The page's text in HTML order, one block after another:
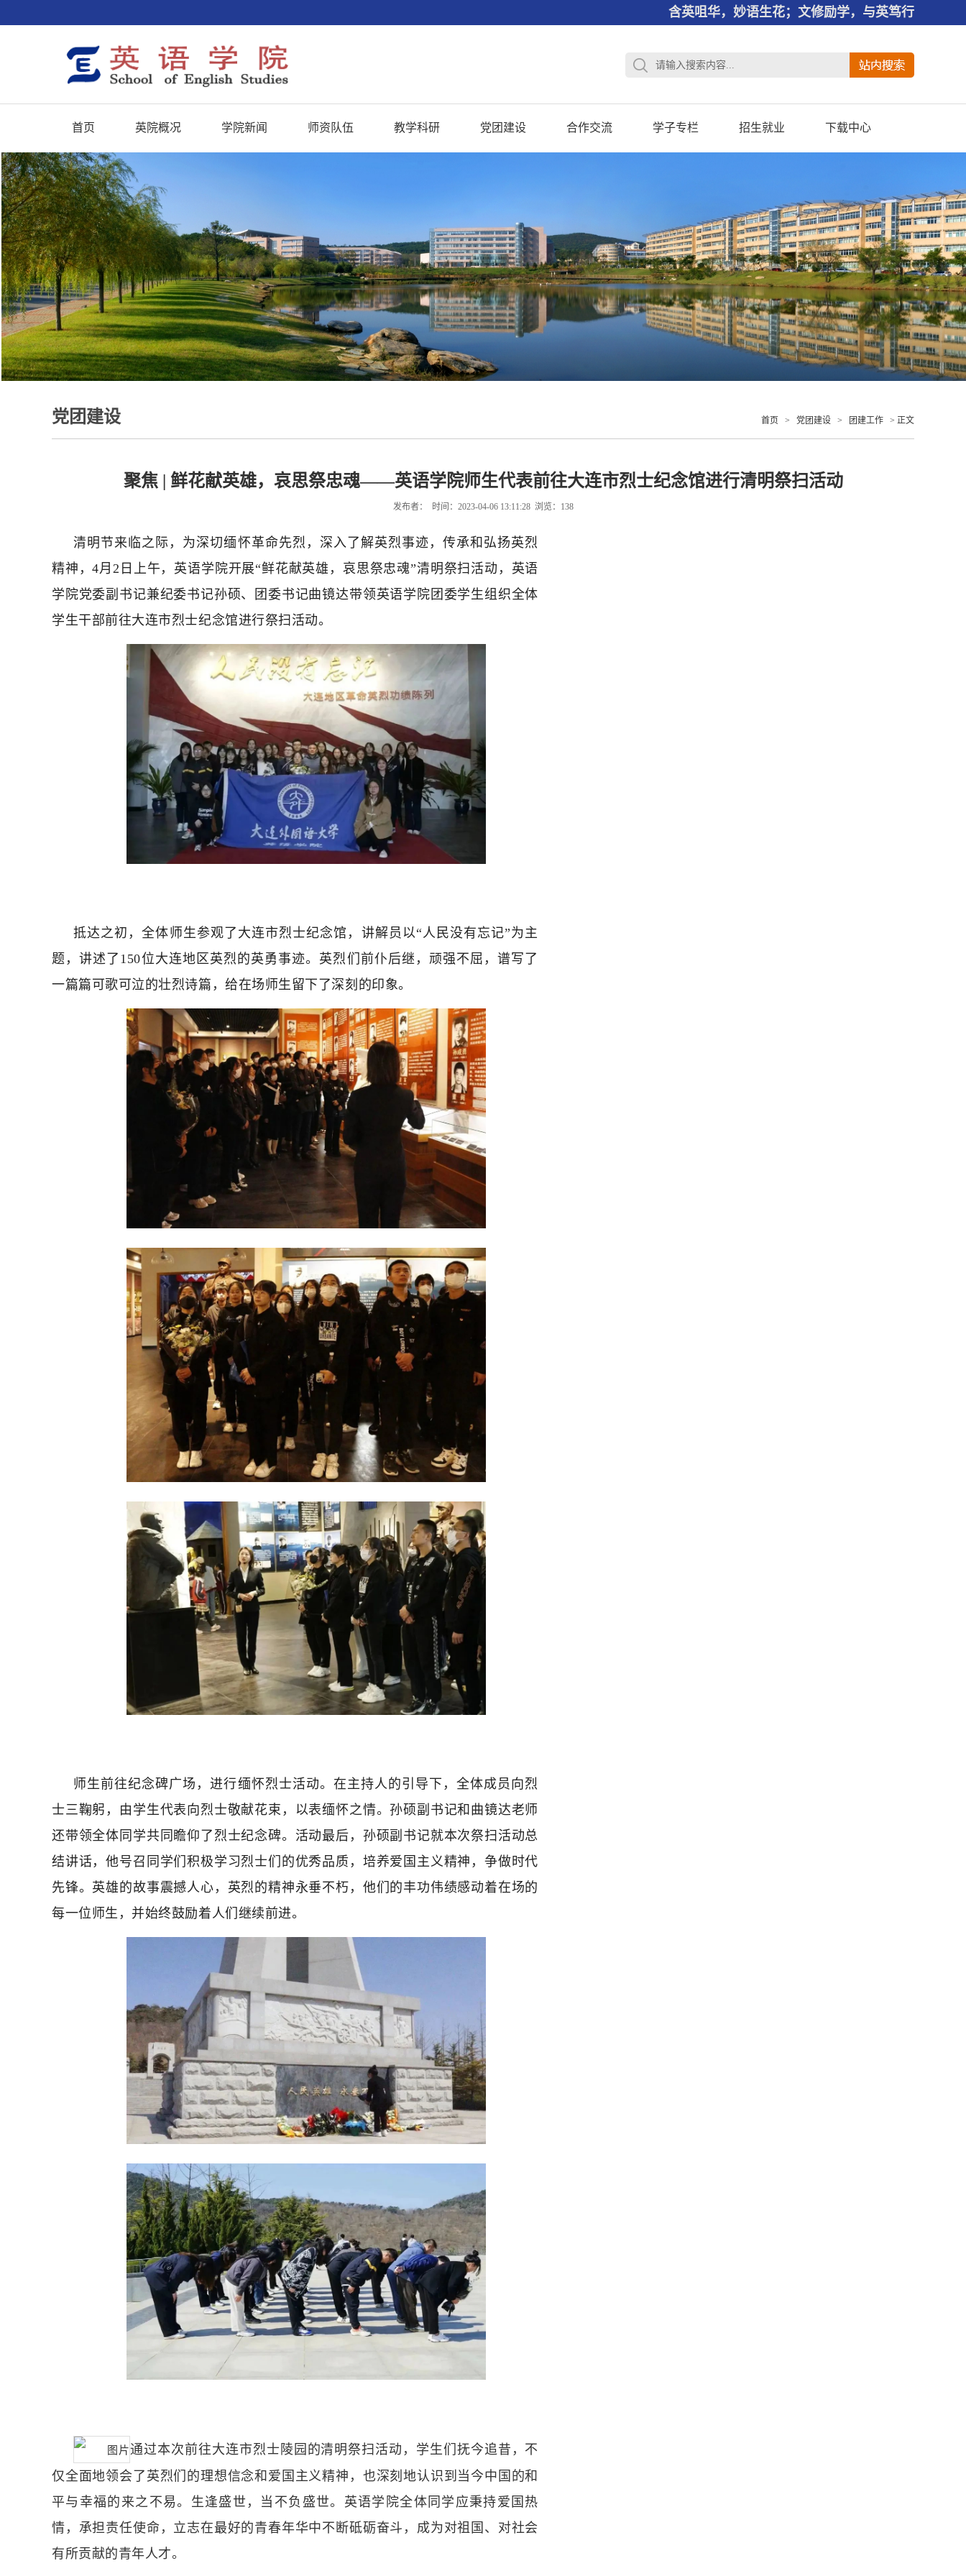
含英咀华，妙语生花；文修励学，与英笃行
首页 英院概况 学院新闻 师资队伍 教学科研 党团建设 合作交流 学子专栏 招生就业 下载中心
党团建设 首页 > 党团建设 > 团建工作 > 正文
聚焦 | 鲜花献英雄，哀思祭忠魂——英语学院师生代表前往大连市烈士纪念馆进行清明祭扫活动
发布者： 时间：2023-04-06 13:11:28 浏览： 138
清明节来临之际，为深切缅怀革命先烈，深入了解英烈事迹，传承和弘扬英烈
精神，4月2日上午，英语学院开展“鲜花献英雄，哀思祭忠魂”清明祭扫活动，英语
学院党委副书记兼纪委书记孙硕、团委书记曲镜达带领英语学院团委学生组织全体
学生干部前往大连市烈士纪念馆进行祭扫活动。
抵达之初，全体师生参观了大连市烈士纪念馆，讲解员以“人民没有忘记”为主
题，讲述了150位大连地区英烈的英勇事迹。英烈们前仆后继，顽强不屈，谱写了
一篇篇可歌可泣的壮烈诗篇，给在场师生留下了深刻的印象。
师生前往纪念碑广场，进行缅怀烈士活动。在主持人的引导下，全体成员向烈
士三鞠躬，由学生代表向烈士敬献花束，以表缅怀之情。孙硕副书记和曲镜达老师
还带领全体同学共同瞻仰了烈士纪念碑。活动最后，孙硕副书记就本次祭扫活动总
结讲话，他号召同学们积极学习烈士们的优秀品质，培养爱国主义精神，争做时代
先锋。英雄的故事震撼人心，英烈的精神永垂不朽，他们的丰功伟绩感动着在场的
每一位师生，并始终鼓励着人们继续前进。
通过本次前往大连市烈士陵园的清明祭扫活动，学生们抚今追昔，不
仅全面地领会了英烈们的理想信念和爱国主义精神，也深刻地认识到当今中国的和
平与幸福的来之不易。生逢盛世，当不负盛世。英语学院全体同学应秉持爱国热
情，承担责任使命，立志在最好的青春年华中不断砥砺奋斗，成为对祖国、对社会
有所贡献的青年人才。